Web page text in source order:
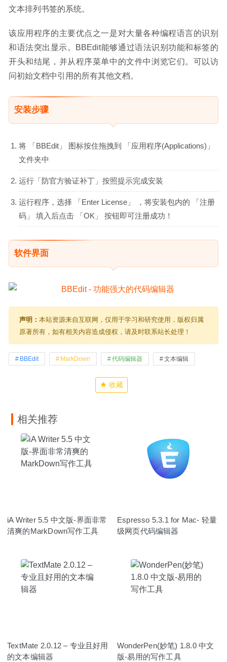
文本排列书签的系统。
该应用程序的主要优点之一是对大量各种编程语言的识别
和语法突出显示。BBEdit能够通过语法识别功能和标签的
开头和结尾，并从程序菜单中的文件中浏览它们。可以访
问初始文档中引用的所有其他文档。
安装步骤
将 「BBEdit」 图标按住拖拽到 「应用程序(Applications)」
文件夹中
运行「防官方验证补丁」按照提示完成安装
运行程序，选择 「Enter License」 ，将安装包内的 「注册
码」 填入后点击 「OK」 按钮即可注册成功！
软件界面
声明： 本站资源来自互联网，仅用于学习和研究使用，版权归属
原著所有，如有相关内容造成侵权，请及时联系站长处理！
BBEdit MarkDown 代码编辑器 文本编辑
收藏
相关推荐
iA Writer 5.5 中文版-界面非常
清爽的MarkDown写作工具
Espresso 5.3.1 for Mac- 轻量
级网页代码编辑器
TextMate 2.0.12 – 专业且好用
的文本编辑器
WonderPen(妙笔) 1.8.0 中文
版-易用的写作工具